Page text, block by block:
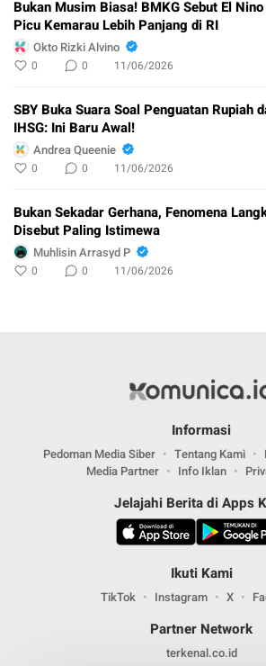
Bukan Musim Biasa! BMKG Sebut El
Picu Kemarau Lebih Panjang di RI
Okto Rizki Alvino
0 0 11/06/2026
SBY Buka Suara Soal Penguatan Rupiah
IHSG: Ini Baru Awal!
Andrea Queenie
0 0 11/06/2026
Bukan Sekadar Gerhana, Fenomena
Disebut Paling Istimewa
Muhlisin Arrasyd P
0 0 11/06/2026
Informasi
Pedoman Media Siber Tentang Kami
Media Partner
Info Iklan
Jelajahi Berita di Apps
Ikuti Kami
TikTok Instagram X
Partner Network
terkenal.co.id